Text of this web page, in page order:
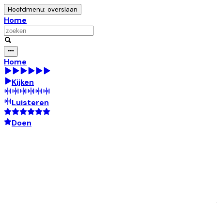
Hoofdmenu: overslaan
Home
Home
Kijken
Luisteren
Doen